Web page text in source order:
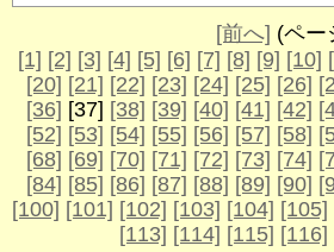
[前へ] (ペ
[1] [2] [3] [4] [5] [6] [7] [8] [9] [10]
[20] [21] [22] [23] [24] [25] [26]
[36] [37] [38] [39] [40] [41] [42]
[52] [53] [54] [55] [56] [57] [58]
[68] [69] [70] [71] [72] [73] [74]
[84] [85] [86] [87] [88] [89] [90]
[100] [101] [102] [103] [104] [105]
[113] [114] [115] [116]